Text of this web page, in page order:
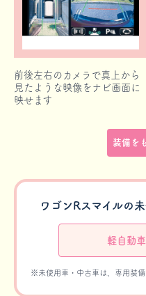
前後左右のカメラで真上から
見たような映像をナビ画面に
映せます
装備を
ワゴンRスマイルの
軽自動
※未使用車・中古車は、専用装備